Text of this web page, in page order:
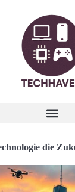
die